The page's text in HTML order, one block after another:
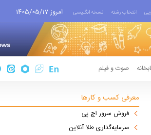
انتخاب رشته نسخه انگلیسی امروز 1405/05/17
صوت و فیلم
معرفی کسب و کارها
فروش سرور اچ پی
سرمایه‌گذاری طلا آنلاین